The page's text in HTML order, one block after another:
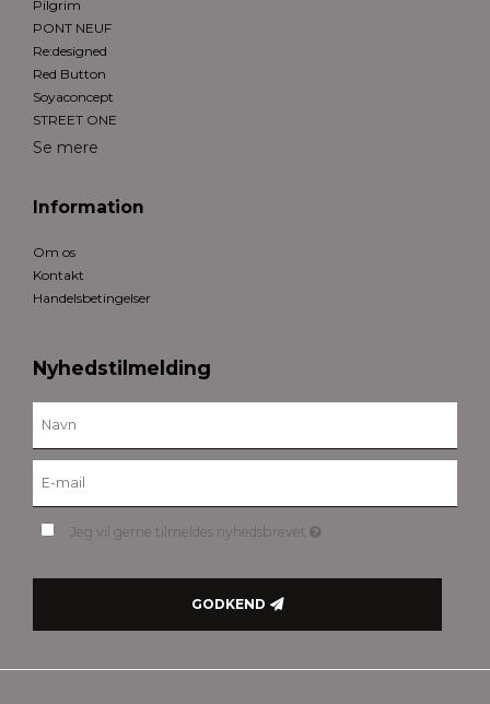
Pilgrim
PONT NEUF
Re:designed
Red Button
Soyaconcept
STREET ONE
Se mere
Information
Om os
Kontakt
Handelsbetingelser
Nyhedstilmelding
Jeg vil gerne tilmeldes nyhedsbrevet
GODKEND